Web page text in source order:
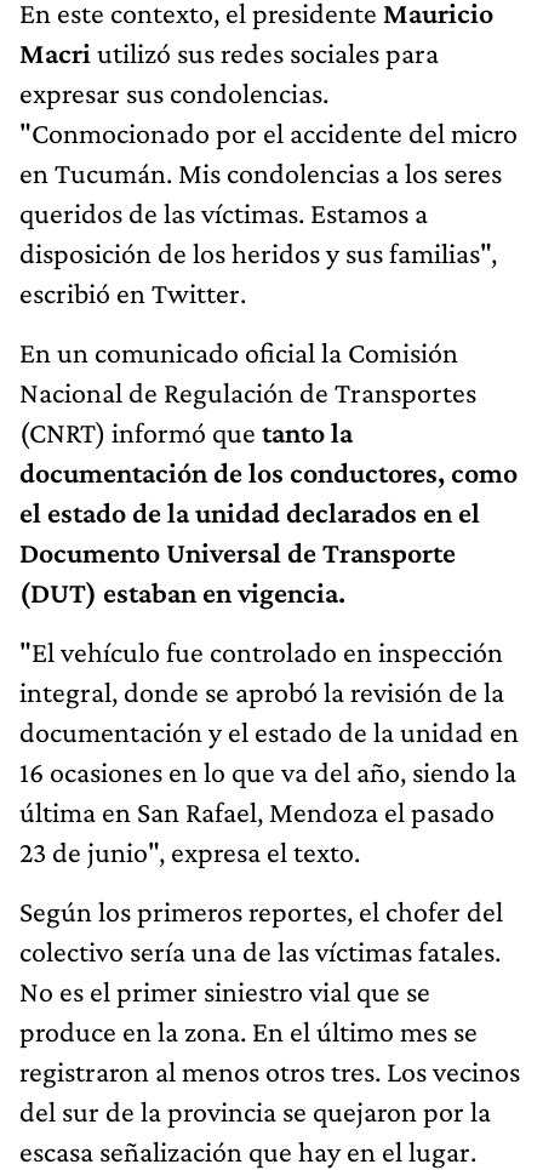
En este contexto, el presidente Mauricio
Macri utilizó sus redes sociales para
expresar sus condolencias.
"Conmocionado por el accidente del micro
en Tucumán. Mis condolencias a los seres
queridos de las víctimas. Estamos a
disposición de los heridos y sus familias",
escribió en Twitter.
En un comunicado oficial la Comisión
Nacional de Regulación de Transportes
(CNRT) informó que tanto la
documentación de los conductores, como
el estado de la unidad declarados en el
Documento Universal de Transporte
(DUT) estaban en vigencia.
"El vehículo fue controlado en inspección
integral, donde se aprobó la revisión de la
documentación y el estado de la unidad en
16 ocasiones en lo que va del año, siendo la
última en San Rafael, Mendoza el pasado
23 de junio", expresa el texto.
Según los primeros reportes, el chofer del
colectivo sería una de las víctimas fatales.
No es el primer siniestro vial que se
produce en la zona. En el último mes se
registraron al menos otros tres. Los vecinos
del sur de la provincia se quejaron por la
escasa señalización que hay en el lugar.